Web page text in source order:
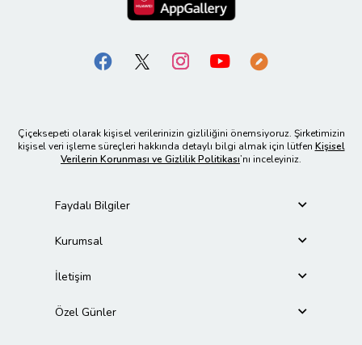
Çiçeksepeti olarak kişisel verilerinizin gizliliğini önemsiyoruz. Şirketimizin
kişisel veri işleme süreçleri hakkında detaylı bilgi almak için lütfen Kişisel
Verilerin Korunması ve Gizlilik Politikası’nı inceleyiniz.
Faydalı Bilgiler
Kurumsal
İletişim
Özel Günler